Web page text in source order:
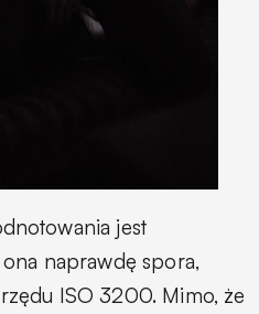
jest
naprawdę spora,
ISO 3200. Mimo, że